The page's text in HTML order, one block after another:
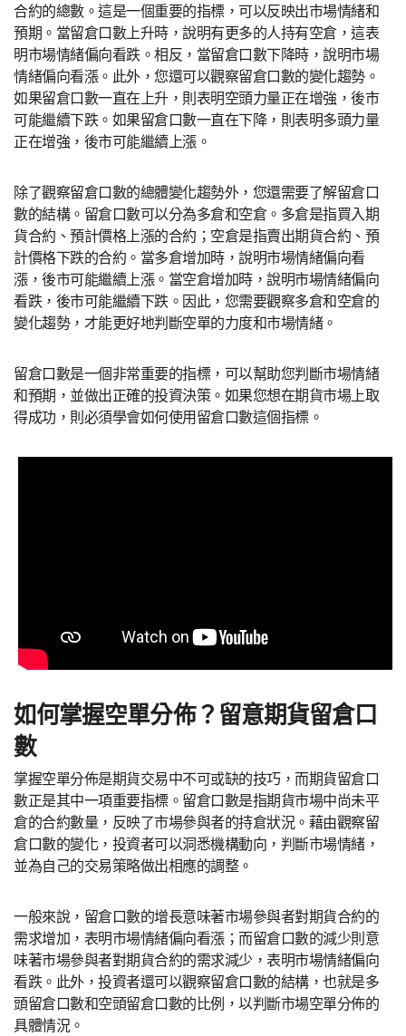
合約的總數。這是一個重要的指標，可以反映出市場情緒和
預期。當留倉口數上升時，說明有更多的人持有空倉，這表
明市場情緒偏向看跌。相反，當留倉口數下降時，說明市場
情緒偏向看漲。此外，您還可以觀察留倉口數的變化趨勢。
如果留倉口數一直在上升，則表明空頭力量正在增強，後市
可能繼續下跌。如果留倉口數一直在下降，則表明多頭力量
正在增強，後市可能繼續上漲。
除了觀察留倉口數的總體變化趨勢外，您還需要了解留倉口
數的結構。留倉口數可以分為多倉和空倉。多倉是指買入期
貨合約、預計價格上漲的合約；空倉是指賣出期貨合約、預
計價格下跌的合約。當多倉增加時，說明市場情緒偏向看
漲，後市可能繼續上漲。當空倉增加時，說明市場情緒偏向
看跌，後市可能繼續下跌。因此，您需要觀察多倉和空倉的
變化趨勢，才能更好地判斷空單的力度和市場情緒。
留倉口數是一個非常重要的指標，可以幫助您判斷市場情緒
和預期，並做出正確的投資決策。如果您想在期貨市場上取
得成功，則必須學會如何使用留倉口數這個指標。
如何掌握空單分佈？留意期貨留倉口
數
掌握空單分佈是期貨交易中不可或缺的技巧，而期貨留倉口
數正是其中一項重要指標。留倉口數是指期貨市場中尚未平
倉的合約數量，反映了市場參與者的持倉狀況。藉由觀察留
倉口數的變化，投資者可以洞悉機構動向，判斷市場情緒，
並為自己的交易策略做出相應的調整。
一般來說，留倉口數的增長意味著市場參與者對期貨合約的
需求增加，表明市場情緒偏向看漲；而留倉口數的減少則意
味著市場參與者對期貨合約的需求減少，表明市場情緒偏向
看跌。此外，投資者還可以觀察留倉口數的結構，也就是多
頭留倉口數和空頭留倉口數的比例，以判斷市場空單分佈的
具體情況。